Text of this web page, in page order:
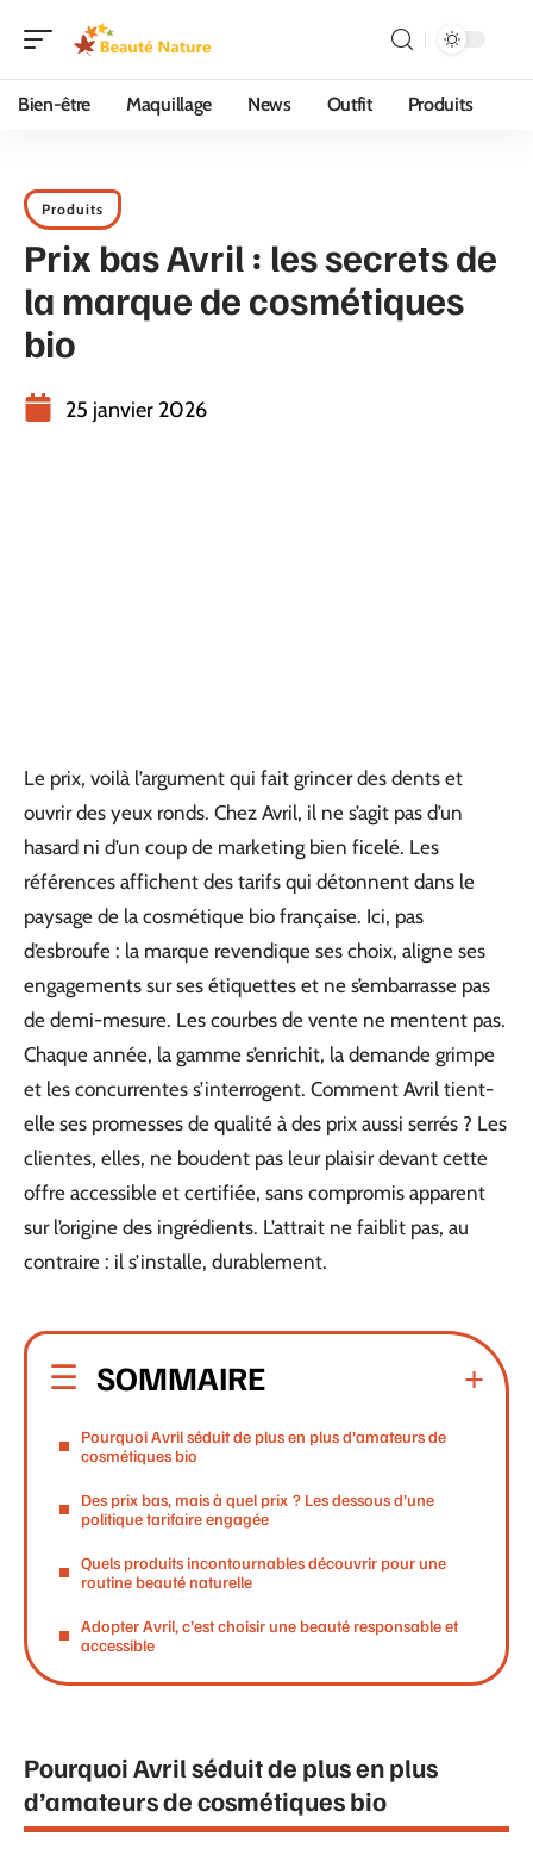
Bien-être Maquillage News Outfit Produits
Produits
Prix bas Avril : les secrets de
la marque de cosmétiques
bio
25 janvier 2026
Le prix, voilà l’argument qui fait grincer des dents et
ouvrir des yeux ronds. Chez Avril, il ne s’agit pas d’un
hasard ni d’un coup de marketing bien ficelé. Les
références affichent des tarifs qui détonnent dans le
paysage de la cosmétique bio française. Ici, pas
d’esbroufe : la marque revendique ses choix, aligne ses
engagements sur ses étiquettes et ne s’embarrasse pas
de demi-mesure. Les courbes de vente ne mentent pas.
Chaque année, la gamme s’enrichit, la demande grimpe
et les concurrentes s’interrogent. Comment Avril tient-
elle ses promesses de qualité à des prix aussi serrés ? Les
clientes, elles, ne boudent pas leur plaisir devant cette
offre accessible et certifiée, sans compromis apparent
sur l’origine des ingrédients. L’attrait ne faiblit pas, au
contraire : il s’installe, durablement.
SOMMAIRE
Pourquoi Avril séduit de plus en plus d’amateurs de
cosmétiques bio
Des prix bas, mais à quel prix ? Les dessous d’une
politique tarifaire engagée
Quels produits incontournables découvrir pour une
routine beauté naturelle
Adopter Avril, c’est choisir une beauté responsable et
accessible
Pourquoi Avril séduit de plus en plus
d’amateurs de cosmétiques bio